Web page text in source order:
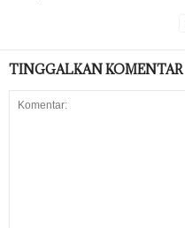
TINGGALKAN KOMENTAR